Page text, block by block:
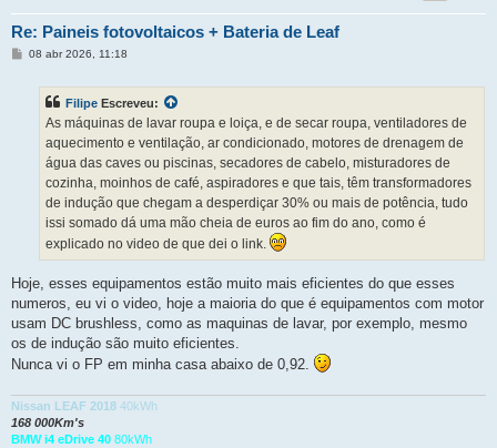
Re: Paineis fotovoltaicos + Bateria de Leaf
M08 abr 2026, 11:18
Filipe Escreveu:
As máquinas de lavar roupa e loiça, e de secar roupa, ventiladores de
aquecimento e ventilação, ar condicionado, motores de drenagem de
água das caves ou piscinas, secadores de cabelo, misturadores de
cozinha, moinhos de café, aspiradores e que tais, têm transformadores
de indução que chegam a desperdiçar 30% ou mais de potência, tudo
issi somado dá uma mão cheia de euros ao fim do ano, como é
explicado no video de que dei o link.
Hoje, esses equipamentos estão muito mais eficientes do que esses
numeros, eu vi o video, hoje a maioria do que é equipamentos com motor
usam DC brushless, como as maquinas de lavar, por exemplo, mesmo
os de indução são muito eficientes.
Nunca vi o FP em minha casa abaixo de 0,92.
Nissan LEAF 2018 40kWh
168 000Km's
BMW i4 eDrive 40 80kWh